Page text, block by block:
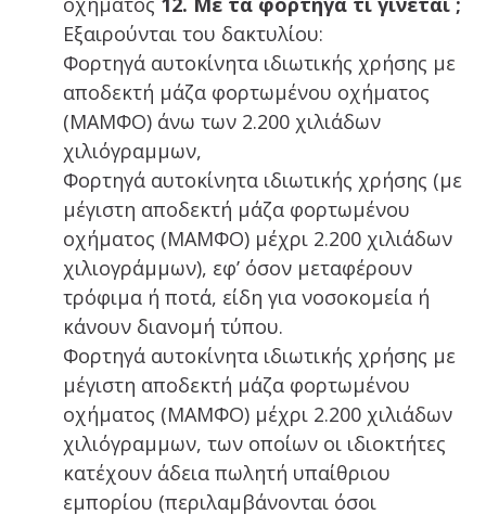
Εξαιρούνται του δακτυλίου:
Φορτηγά αυτοκίνητα ιδιωτικής χρήσης με
αποδεκτή μάζα φορτωμένου οχήματος
(ΜΑΜΦΟ) άνω των 2.200 χιλιάδων
χιλιόγραμμων,
Φορτηγά αυτοκίνητα ιδιωτικής χρήσης (με
μέγιστη αποδεκτή μάζα φορτωμένου
οχήματος (ΜΑΜΦΟ) μέχρι 2.200 χιλιάδων
χιλιογράμμων), εφ’ όσον μεταφέρουν
τρόφιμα ή ποτά, είδη για νοσοκομεία ή
κάνουν διανομή τύπου.
Φορτηγά αυτοκίνητα ιδιωτικής χρήσης με
μέγιστη αποδεκτή μάζα φορτωμένου
οχήματος (ΜΑΜΦΟ) μέχρι 2.200 χιλιάδων
χιλιόγραμμων, των οποίων οι ιδιοκτήτες
κατέχουν άδεια πωλητή υπαίθριου
εμπορίου (περιλαμβάνονται όσοι